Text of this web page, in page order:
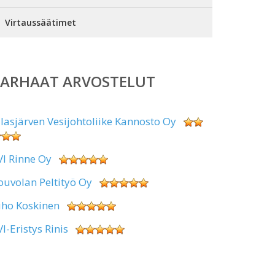
Virtaussäätimet
ARVOSTELUT
Vesijohtoliike Kannosto Oy
Rinne Oy
Peltityö Oy
Koskinen
Eristys Rinis